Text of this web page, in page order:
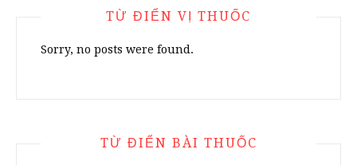
TỪ ĐIỂN VỊ THUỐC
Sorry, no posts were found.
TỪ ĐIỂN BÀI THUỐC